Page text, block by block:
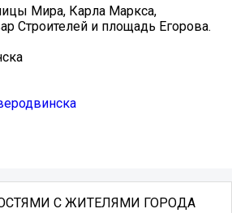
Мира, Карла Маркса,
Строителей и площадь Егорова.
С ЖИТЕЛЯМИ ГОРОДА